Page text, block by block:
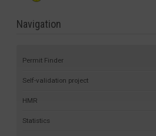
Navigation
Permit Finder
Self-validation project
HMR
Statistics